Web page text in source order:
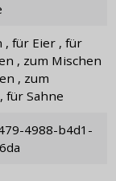
, zum Mischen
, zum
für Sahne